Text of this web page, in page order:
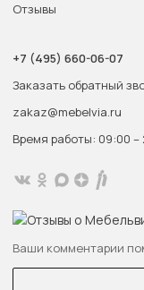
Отзывы
+7 (495) 660-06-07
Заказать обратный
zakaz@mebelvia.ru
Время работы: 09:00 –
Ваши комментарии